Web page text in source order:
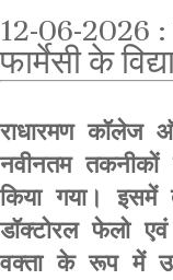
12-06-2026
फार्मेसी के
राधारमण कॉलेज
नवीनतम
किया गया। इसमें
डॉक्टोरल फेलो
वक्ता के रूप में